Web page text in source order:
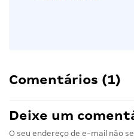
Comentários (1)
Deixe um
O seu endereço de e-mail não